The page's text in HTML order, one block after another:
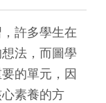
許多學生在
法，而圖學
的單元，因
素養的方